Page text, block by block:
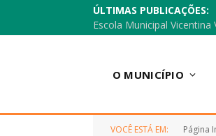
ÚLTIMAS PUBLICAÇÕES:
O MUNICÍPIO
VOCÊ ESTÁ EM: Página